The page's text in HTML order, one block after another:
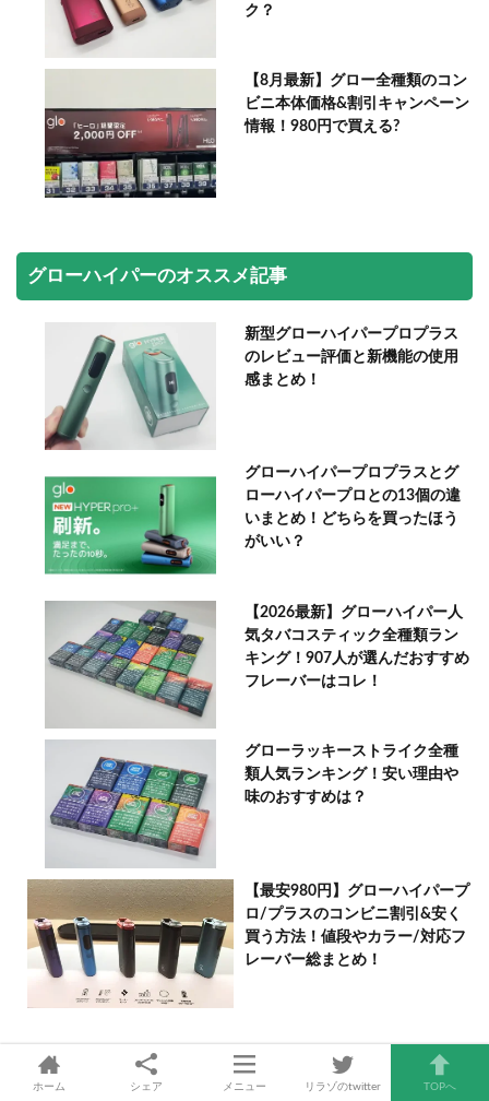
ク？
【8月最新】グロー全種類のコン
ビニ本体価格&割引キャンペーン
情報！980円で買える?
グローハイパーのオススメ記事
新型グローハイパープロプラス
のレビュー評価と新機能の使用
感まとめ！
グローハイパープロプラスとグ
ローハイパープロとの13個の違
いまとめ！どちらを買ったほう
がいい？
【2026最新】グローハイパー人
気タバコスティック全種類ラン
キング！907人が選んだおすすめ
フレーバーはコレ！
グローラッキーストライク全種
類人気ランキング！安い理由や
味のおすすめは？
【最安980円】グローハイパープ
ロ/プラスのコンビニ割引&安く
買う方法！値段やカラー/対応フ
レーバー総まとめ！
注目の電子タバコおすすめ情報
ホーム シェア メニュー リラゾのtwitter TOPへ